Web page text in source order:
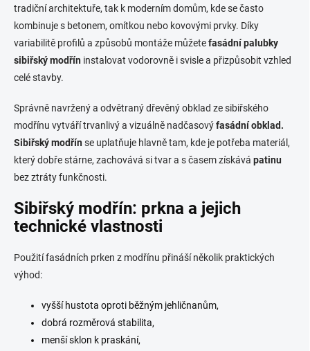
tradiční architektuře, tak k moderním domům, kde se často
kombinuje s betonem, omítkou nebo kovovými prvky. Díky
variabilitě profilů a způsobů montáže můžetefasádní palubky
sibiřský modřín instalovat vodorovně i svisle a přizpůsobit vzhled
celé stavby.
Správně navržený a odvětraný dřevěný obklad ze sibiřského
modřínu vytváří trvanlivý a vizuálně nadčasovýfasádní obklad.
Sibiřský modřínse uplatňuje hlavně tam, kde je potřeba materiál,
který dobře stárne, zachovává si tvar a s časem získává patinu
bez ztráty funkčnosti.
Sibiřský modřín: prkna a jejich
technické vlastnosti
Použití fasádních prken z modřínu přináší několik praktických
výhod:
vyšší hustota oproti běžným jehličnanům,
dobrá rozměrová stabilita,
menší sklon k praskání,